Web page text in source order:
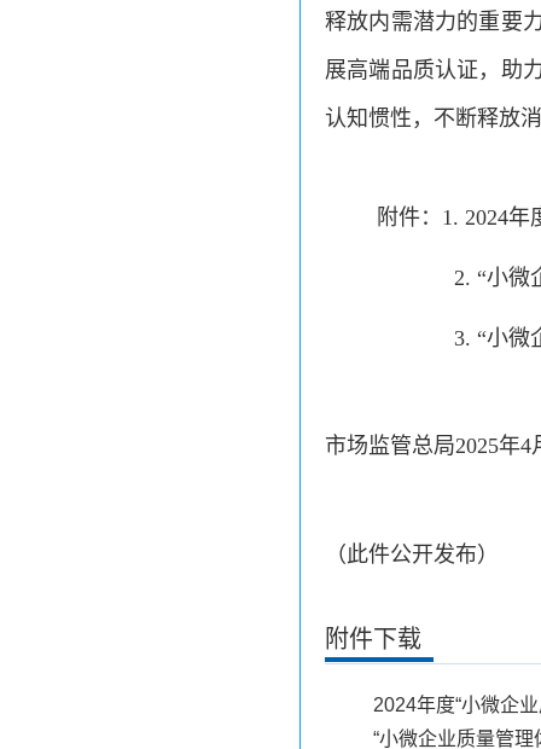
释放内需潜力的重要
展高端品质认证，助
认知惯性，不断释放
附件：1. 2024
2. “小微
3. “小微
市场监管总局2025年4
（此件公开发布）
附件下载
2024年度“小微企
“小微企业质量管